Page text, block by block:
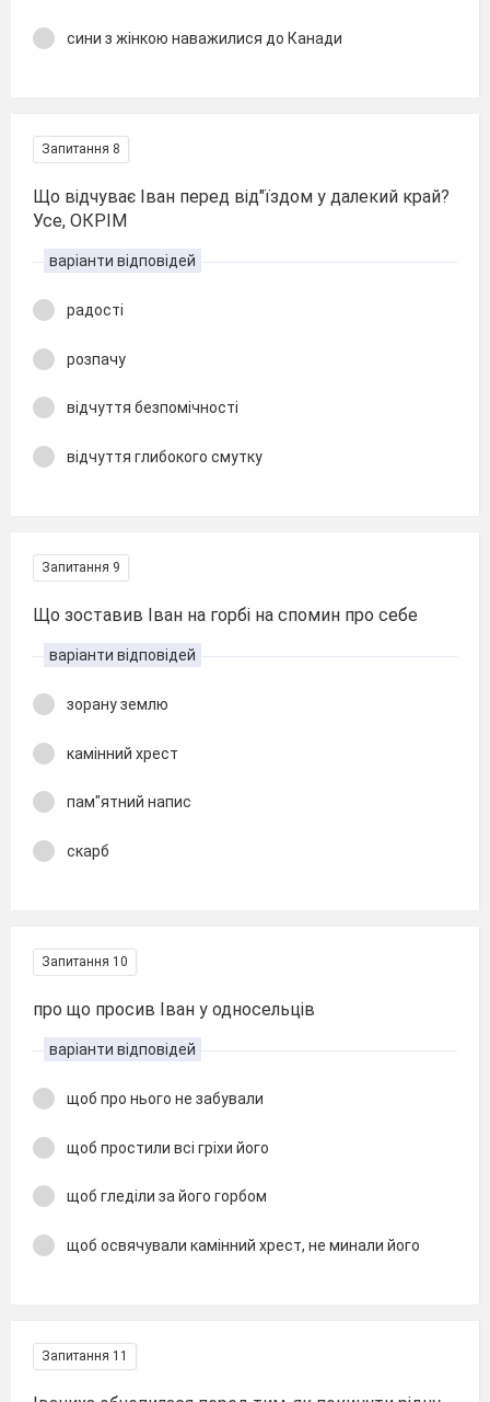
сини з жінкою наважилися до Канади
Запитання 8
Що відчуває Іван перед від"їздом у далекий край?
Усе, ОКРІМ
варіанти відповідей
радості
розпачу
відчуття безпомічності
відчуття глибокого смутку
Запитання 9
Що зоставив Іван на горбі на спомин про себе
варіанти відповідей
зорану землю
камінний хрест
пам"ятний напис
скарб
Запитання 10
про що просив Іван у односельців
варіанти відповідей
щоб про нього не забували
щоб простили всі гріхи його
щоб гледіли за його горбом
щоб освячували камінний хрест, не минали його
Запитання 11